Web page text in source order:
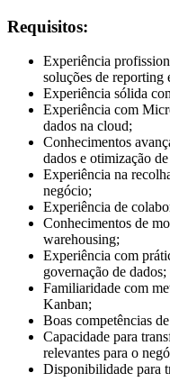
Requisitos:
Experiência
soluções de reporting
Experiência sólida
Experiência com
dados na cloud;
Conhecimentos
dados e otimização
Experiência na
negócio;
Experiência de
Conhecimentos de
warehousing;
Experiência com
governação de dados;
Familiaridade com
Kanban;
Boas competências
Capacidade para
relevantes para o
Disponibilidade para